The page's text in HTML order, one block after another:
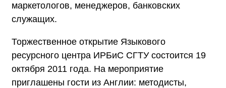
маркетологов, менеджеров, банковских
служащих.
Торжественное открытие Языкового
ресурсного центра ИРБиС СГТУ состоится 19
октября 2011 года. На мероприятие
приглашены гости из Англии: методисты,